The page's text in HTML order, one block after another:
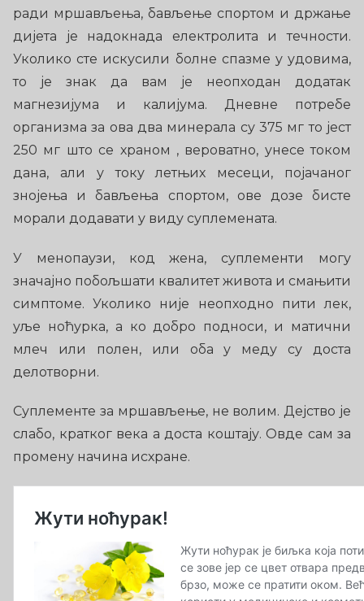
ради мршављења, бављење спортом и држање
дијета је надокнада електролита и течности.
Уколико сте искусили болне спазме у удовима,
то је знак да вам је неопходан додатак
магнезијума и калијума. Дневне потребе
организма за ова два минерала су 375 мг то јест
250 мг што се храном , вероватно, унесе током
дана, али у току летњих месеци, појачаног
знојења и бављења спортом, ове дозе бисте
морали додавати у виду суплемената.
У менопаузи, код жена, суплементи могу
значајно побољшати квалитет живота и смањити
симптоме. Уколико није неопходно пити лек,
уље ноћурка, а ко добро подноси, и матични
млеч или полен, или оба у меду су доста
делотворни.
Суплементе за мршављење, не волим. Дејство је
слабо, кратког века а доста коштају. Овде сам за
промену начина исхране.